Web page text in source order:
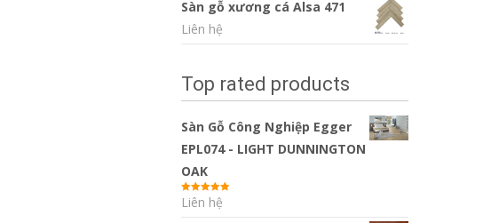
Sàn gỗ xương cá Alsa 471
Liên hệ
Top rated products
Sàn Gỗ Công Nghiệp Egger
EPL074 - LIGHT DUNNINGTON
OAK
Được xếp
hạng 5.00 5
sao
Liên hệ